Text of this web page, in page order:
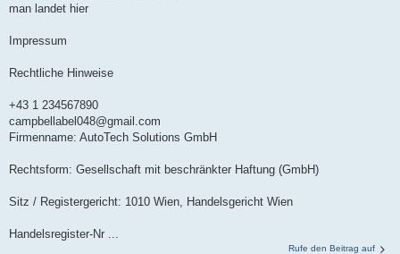
man landet hier
Impressum
Rechtliche Hinweise
+43 1 234567890
campbellabel048@gmail.com
Firmenname: AutoTech Solutions GmbH
Rechtsform: Gesellschaft mit beschränkter Haftung (GmbH)
Sitz / Registergericht: 1010 Wien, Handelsgericht Wien
Handelsregister-Nr ...
Rufe den Beitrag auf